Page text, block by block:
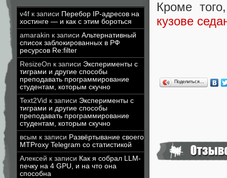
v4f к записи Перебор IP-адресов на
хостинге — и как с этим бороться
amarakin к записи Альтернативный
список заблокированных в РФ
ресурсов Re:filter
ResizeOn к записи Эксперименты с
тиграми и другие способы
преподавать программирование
студентам, которым скучно
Text2Vid к записи Эксперименты с
тиграми и другие способы
преподавать программирование
студентам, которым скучно
всым к записи Развёртывание своего
MTProxy Telegram со статистикой
Алексей к записи Как я собрал LLM-
печку на 4 GPU, и на что она
способна
Кроме
кузове
Поделиться…